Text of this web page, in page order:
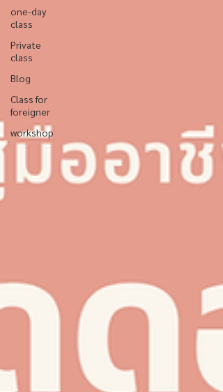
one-day
class
Private
class
Blog
Class for
foreigner
workshop